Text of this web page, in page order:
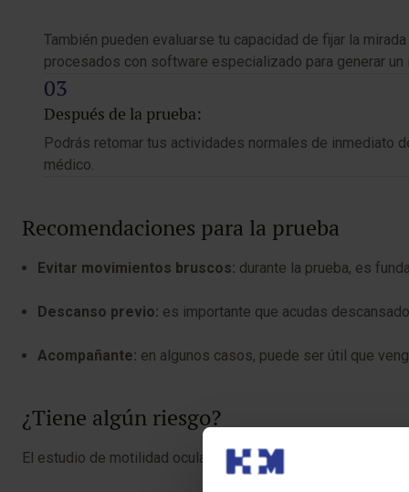
También pueden evaluarse tu capacidad de fijar la
procesados con software especializado para generar
Después de la prueba:
Podrás retomar tus actividades normales de inmediato
médico.
Recomendaciones para la prueba
Evitar movimientos bruscos: durante la prueba, es
Descanso previo: es importante que acudas
Acompañante: en algunos casos, puede ser útil que
¿Tiene algún riesgo?
El estudio de motilidad ocular es un procedimiento seguro